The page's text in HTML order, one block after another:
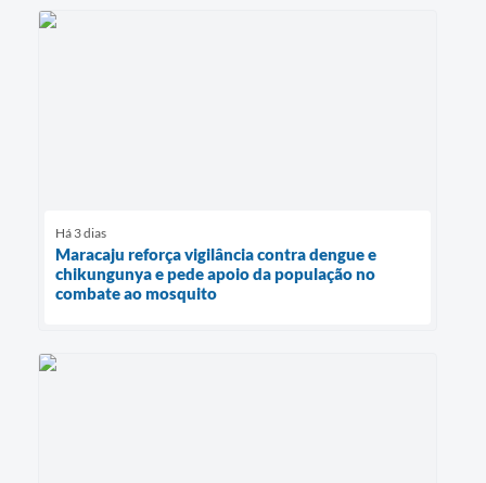
Há 3 dias
Maracaju reforça vigilância contra dengue e
chikungunya e pede apoio da população no
combate ao mosquito